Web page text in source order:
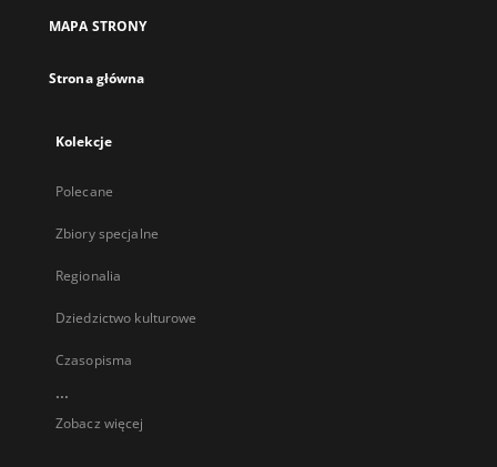
MAPA STRONY
Strona główna
Kolekcje
Polecane
Zbiory specjalne
Regionalia
Dziedzictwo kulturowe
Czasopisma
...
Zobacz więcej